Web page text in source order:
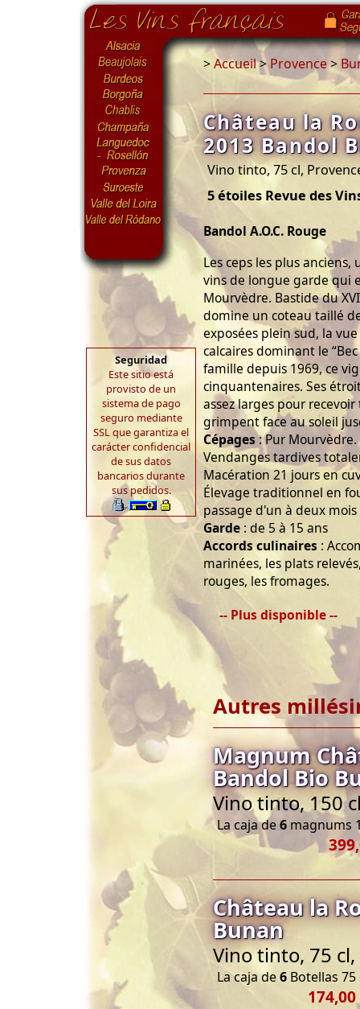
Seguridad
Este sitio está
provisto de un
sistema de pago
seguro mediante
SSL que garantiza el
carácter confidencial
de sus datos
bancarios durante
sus pedidos.
>Accueil>Provence>
Château la
2013 Bandol
Vino tinto, 75 cl,
5 étoiles Revue des
Bandol A.O.C. Rouge
Les ceps les plus
vins de longue garde
Mourvèdre. Bastide du
domine un coteau taillé
exposées plein sud, la
calcaires dominant le
famille depuis 1969, ce
cinquantenaires. Ses
assez larges pour
grimpent face au soleil
Cépages: Pur Mourvèdre.
Vendanges tardives
Macération 21 jours en
Élevage traditionnel en
passage d'un à deux
Garde : de 5 à 15 ans
Accords culinaires :
marinées, les plats
rouges, les fromages.
-- Plus disponible --
Autres
Magnum
Bandol Bio
Vino tinto, 150
La caja de6 magnums
Château la
Bunan
Vino tinto, 75
La caja de6 Botellas 75
174,00